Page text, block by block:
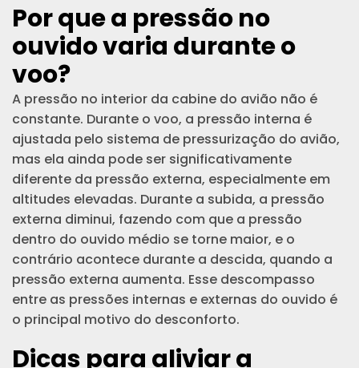
Por que a pressão no
ouvido varia durante o
voo?
A pressão no interior da cabine do avião não é
constante. Durante o voo, a pressão interna é
ajustada pelo sistema de pressurização do avião,
mas ela ainda pode ser significativamente
diferente da pressão externa, especialmente em
altitudes elevadas. Durante a subida, a pressão
externa diminui, fazendo com que a pressão
dentro do ouvido médio se torne maior, e o
contrário acontece durante a descida, quando a
pressão externa aumenta. Esse descompasso
entre as pressões internas e externas do ouvido é
o principal motivo do desconforto.
Dicas para aliviar a